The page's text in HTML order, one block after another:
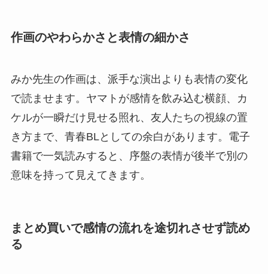
作画のやわらかさと表情の細かさ
みか先生の作画は、派手な演出よりも表情の変化
で読ませます。ヤマトが感情を飲み込む横顔、カ
ケルが一瞬だけ見せる照れ、友人たちの視線の置
き方まで、青春BLとしての余白があります。電子
書籍で一気読みすると、序盤の表情が後半で別の
意味を持って見えてきます。
まとめ買いで感情の流れを途切れさせず読め
る